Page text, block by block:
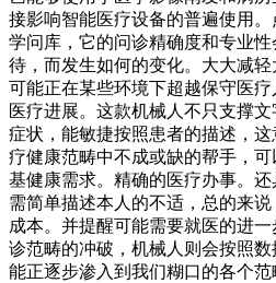
接影响智能医疗设备的普遍使用
学问库，它的问诊精确度和专业
待，而发生如何的变化。大大减
可能正在某些环境下超越保守医
医疗进展。这款机械人不只支撑
症状，能敏捷按照患者的描述，
疗健康范畴中不成或缺的帮手，
基健康需求。精确的医疗办事。
需简单描述本人的不适，总的来
成本。并提醒可能需要就医的进
诊范畴的冲破，机械人则会按照
能正逐步渗入到我们糊口的各个范